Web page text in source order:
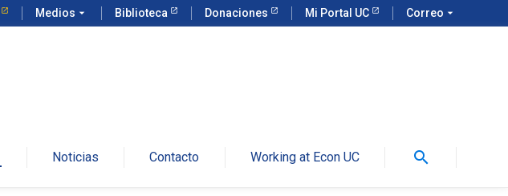
Medios arrow_drop_down Biblioteca Donaciones Mi Portal UC Correo arrow_drop_down
Noticias Contacto Working at Econ UC search